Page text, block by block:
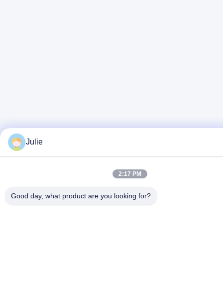
Julie
2:17 PM
Good day, what product are you looking for?